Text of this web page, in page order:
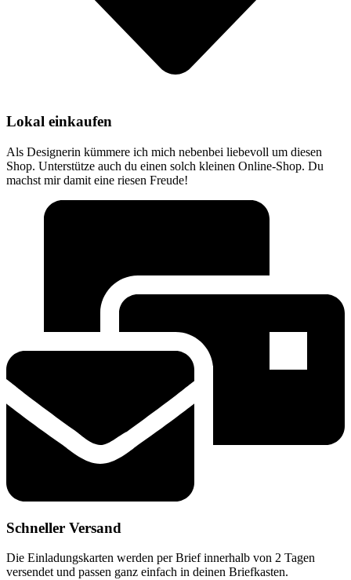
Lokal einkaufen
Als Designerin kümmere ich mich nebenbei liebevoll um diesen
Shop. Unterstütze auch du einen solch kleinen Online-Shop. Du
machst mir damit eine riesen Freude!
Schneller Versand
Die Einladungskarten werden per Brief innerhalb von 2 Tagen
versendet und passen ganz einfach in deinen Briefkasten.